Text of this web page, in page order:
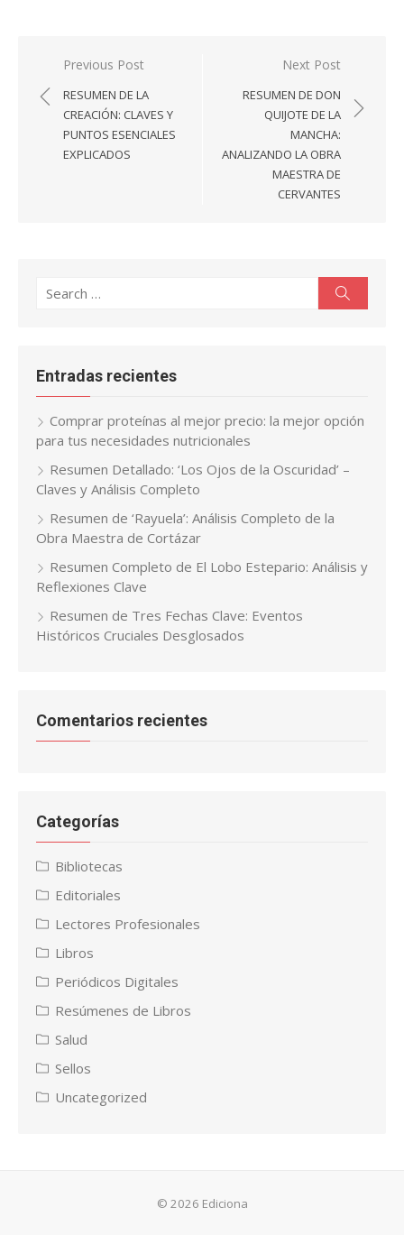
Navegación
de
entradas
Previous Post
RESUMEN DE LA
CREACIÓN: CLAVES Y
PUNTOS ESENCIALES
EXPLICADOS
Next Post
RESUMEN DE DON
QUIJOTE DE LA
MANCHA:
ANALIZANDO LA OBRA
MAESTRA DE
CERVANTES
Search
Entradas recientes
Comprar proteínas al mejor precio: la mejor opción
para tus necesidades nutricionales
Resumen Detallado: ‘Los Ojos de la Oscuridad’ –
Claves y Análisis Completo
Resumen de ‘Rayuela’: Análisis Completo de la
Obra Maestra de Cortázar
Resumen Completo de El Lobo Estepario: Análisis y
Reflexiones Clave
Resumen de Tres Fechas Clave: Eventos
Históricos Cruciales Desglosados
Comentarios recientes
Categorías
Bibliotecas
Editoriales
Lectores Profesionales
Libros
Periódicos Digitales
Resúmenes de Libros
Salud
Sellos
Uncategorized
© 2026 Ediciona